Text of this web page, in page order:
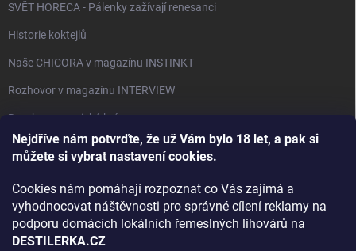
Nejdříve nám potvrďte, že už Vám bylo 18 let, a pak si
můžete si vybrat nastavení cookies.
Cookies nám pomáhají rozpoznat co Vás zajímá a
vyhodnocovat náštěvnosti pro správné cílení reklamy na
podporu domácích lokálních řemeslných lihovárů na
DESTILERKA.CZ
SVĚT HORECA - Pálenky zažívají renesanci
Historie koktejlů
Naše CHICORA v magazínu INSTINKT
Rozhovor v magazínu INTERVIEW
Bourbon, americká krása.
Napsali v TÝDNU o naší práci
Rozhovor s DESTILERKA.CZ v magazínu DRINKING-CAT
Jak vybrat dárek na Vánoce